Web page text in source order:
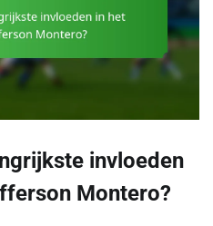
invloeden
Montero?